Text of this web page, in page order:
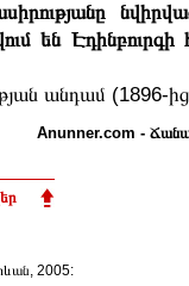
են
անդամ (1896-
Anunner.com -
2005: